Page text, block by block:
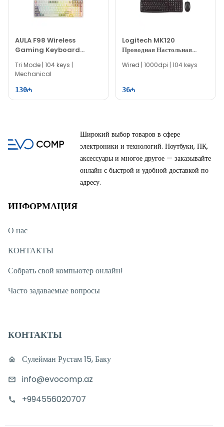
AULA F98 Wireless
Gaming Keyboard
Brown Pink (Nimbus
Switch V3)
Tri Mode | 104 keys |
Mechanical
130
Logitech MK120
Проводная Настольная
Клавиатура И Мышь 920-
002561
Wired | 1000dpi | 104 keys
36
Широкий выбор товаров в сфере
электроники и технологий. Ноутбуки, ПК,
аксессуары и многое другое — заказывайте
онлайн с быстрой и удобной доставкой по
адресу.
ИНФОРМАЦИЯ
О нас
КОНТАКТЫ
Собрать свой компьютер онлайн!
Часто задаваемые вопросы
КОНТАКТЫ
Сулейман Рустам 15, Баку
info@evocomp.az
+994556020707